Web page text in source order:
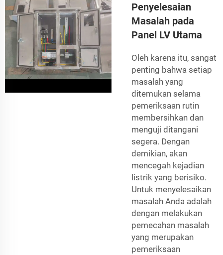
Penyelesaian
Masalah pada
Panel LV Utama
Oleh karena itu, sangat
penting bahwa setiap
masalah yang
ditemukan selama
pemeriksaan rutin
membersihkan dan
menguji ditangani
segera. Dengan
demikian, akan
mencegah kejadian
listrik yang berisiko.
Untuk menyelesaikan
masalah Anda adalah
dengan melakukan
pemecahan masalah
yang merupakan
pemeriksaan